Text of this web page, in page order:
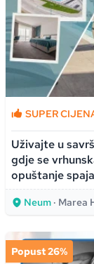
SUPER
Uživajte u
gdje se
opuštanje
Neum · Marea
Popust 26%